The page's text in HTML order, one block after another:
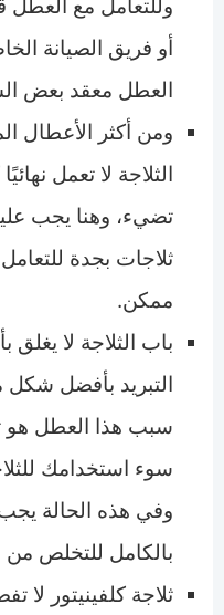
وللتعامل مع العطل
أو فريق الصيانة
العطل معقد بعض
ومن أكثر الأعطال
الثلاجة لا تعمل
تضيء، وهنا يجب
ثلاجات بجدة
ممكن.
باب الثلاجة لا
التبريد بأفضل
سبب هذا العطل هو
سوء استخدامك
وفي هذه الحالة
بالكامل للتخلص من
ثلاجة كلفينيتور لا